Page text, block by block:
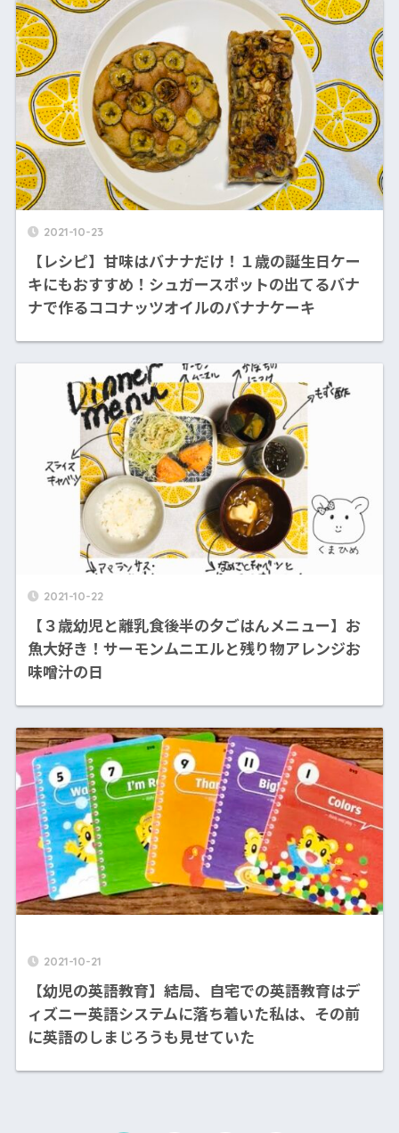
2021-10-23
【レシピ】甘味はバナナだけ！１歳の誕生日ケー
キにもおすすめ！シュガースポットの出てるバナ
ナで作るココナッツオイルのバナナケーキ
2021-10-22
【３歳幼児と離乳食後半の夕ごはんメニュー】お
魚大好き！サーモンムニエルと残り物アレンジお
味噌汁の日
2021-10-21
【幼児の英語教育】結局、自宅での英語教育はデ
ィズニー英語システムに落ち着いた私は、その前
に英語のしまじろうも見せていた